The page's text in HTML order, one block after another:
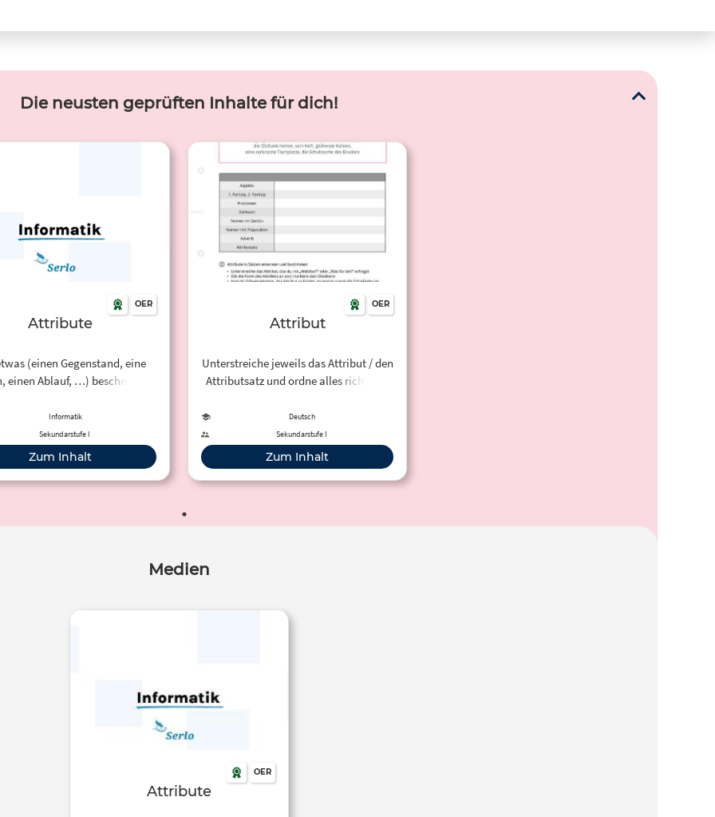
Die neusten geprüften Inhalte für dich!
OER
Attribute
(einen Gegenstand, eine
einen Ablauf, …) beschreiben
In der Informatik geht
auch darum, Dinge mit ihren
zu beschreiben.
nennt man Attribute.
Informatik
Sekundarstufe I
Zum Inhalt
OER
Attribut
Unterstreiche jeweils das Attribut / den
Attributsatz und ordne alles richtig in
Deutsch
Sekundarstufe I
Zum Inhalt
Medien
OER
Attribute